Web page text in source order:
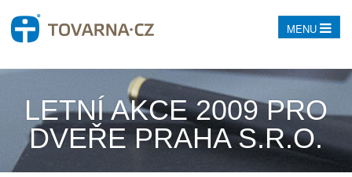
MENU
LETNÍ AKCE 2009 PRO
DVEŘE PRAHA S.R.O.